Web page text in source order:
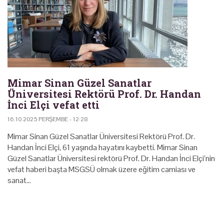
Mimar Sinan Güzel Sanatlar
Üniversitesi Rektörü Prof. Dr. Handan
İnci Elçi vefat etti
16.10.2025 PERŞEMBE - 12:28
Mimar Sinan Güzel Sanatlar Üniversitesi Rektörü Prof. Dr.
Handan İnci Elçi, 61 yaşında hayatını kaybetti. Mimar Sinan
Güzel Sanatlar Üniversitesi rektörü Prof. Dr. Handan İnci Elçi’nin
vefat haberi başta MSGSÜ olmak üzere eğitim camiası ve
sanat…